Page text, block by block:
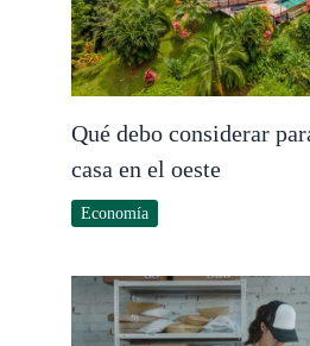
Qué debo considerar
casa en el oeste
Economía